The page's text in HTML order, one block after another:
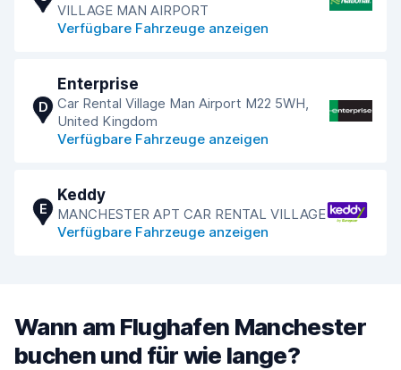
VILLAGE MAN AIRPORT
Verfügbare Fahrzeuge anzeigen
D
Enterprise
Car Rental Village Man Airport M22 5WH,
United Kingdom
Verfügbare Fahrzeuge anzeigen
E
Keddy
MANCHESTER APT CAR RENTAL VILLAGE
Verfügbare Fahrzeuge anzeigen
Wann am Flughafen Manchester
buchen und für wie lange?